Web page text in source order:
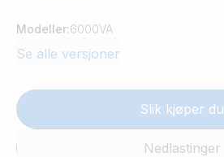
Modeller:6000VA
Se alle versjoner
Slik kjøper du
Nedlastinger